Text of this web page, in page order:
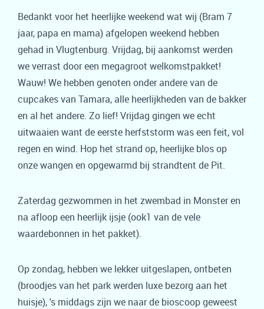
Bedankt voor het heerlijke weekend wat wij (Bram 7
jaar, papa en mama) afgelopen weekend hebben
gehad in Vlugtenburg. Vrijdag, bij aankomst werden
we verrast door een megagroot welkomstpakket!
Wauw! We hebben genoten onder andere van de
cupcakes van Tamara, alle heerlijkheden van de bakker
en al het andere. Zo lief! Vrijdag gingen we echt
uitwaaien want de eerste herfststorm was een feit, vol
regen en wind. Hop het strand op, heerlijke blos op
onze wangen en opgewarmd bij strandtent de Pit.
Zaterdag gezwommen in het zwembad in Monster en
na afloop een heerlijk ijsje (ook1 van de vele
waardebonnen in het pakket).
Op zondag, hebben we lekker uitgeslapen, ontbeten
(broodjes van het park werden luxe bezorg aan het
huisje), 's middags zijn we naar de bioscoop geweest